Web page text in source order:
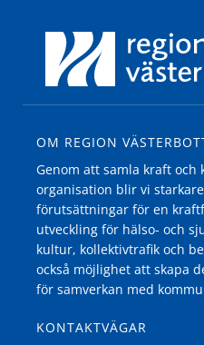
OM REGION
Genom att samla kraft och
organisation blir vi
förutsättningar för en
utveckling för hälso- och
kultur, kollektivtrafik och
också möjlighet att skapa
för samverkan med
KONTAKTVÄGAR